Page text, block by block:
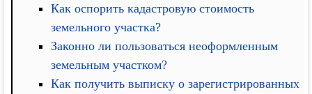
Как оспорить кадастровую стоимость
земельного участка?
Законно ли пользоваться неоформленным
земельным участком?
Как получить выписку о зарегистрированных